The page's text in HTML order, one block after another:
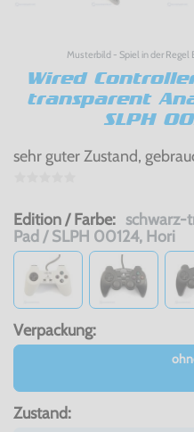
Musterbild - Spiel in der Regel
Wired
transparent
SLPH
sehr guter Zustand,
Edition / Farbe: schwarz-
Pad / SLPH 00124, Hori
Verpackung:
Zustand: